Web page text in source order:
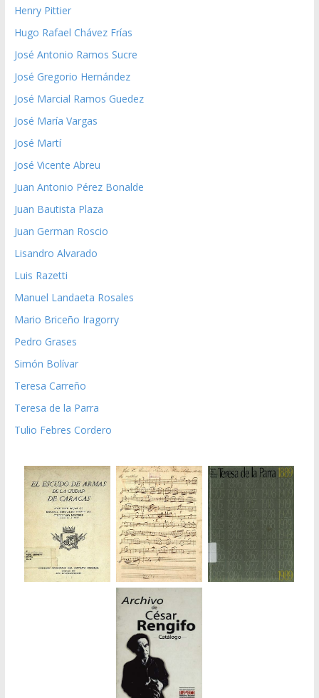
Henry Pittier
Hugo Rafael Chávez Frías
José Antonio Ramos Sucre
José Gregorio Hernández
José Marcial Ramos Guedez
José María Vargas
José Martí
José Vicente Abreu
Juan Antonio Pérez Bonalde
Juan Bautista Plaza
Juan German Roscio
Lisandro Alvarado
Luis Razetti
Manuel Landaeta Rosales
Mario Briceño Iragorry
Pedro Grases
Simón Bolívar
Teresa Carreño
Teresa de la Parra
Tulio Febres Cordero